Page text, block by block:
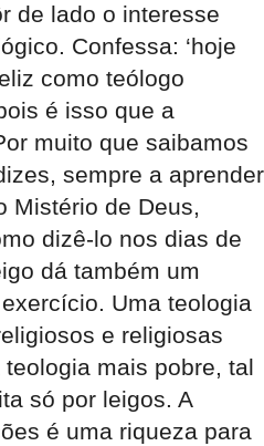
de lado o interesse
Confessa: ‘hoje
como teólogo
é isso que a
muito que saibamos
sempre a aprender
Mistério de Deus,
dizê-lo nos dias de
dá também um
Uma teologia
e religiosas
mais pobre, tal
só por leigos. A
é uma riqueza para